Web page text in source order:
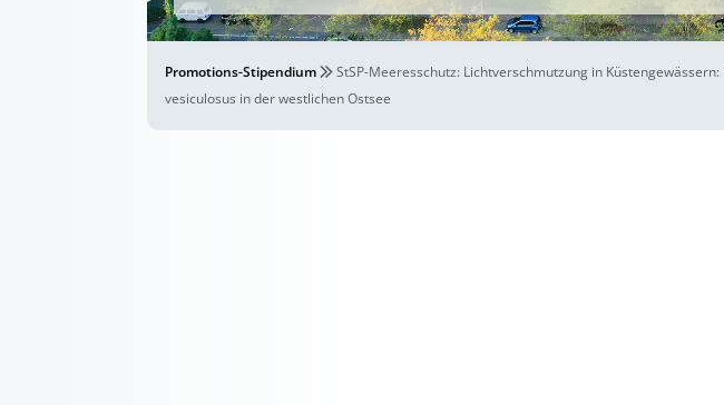
Promotions-Stipendium
StSP-Meeresschutz: Lichtverschmutzung in
vesiculosus in der westlichen Ostsee